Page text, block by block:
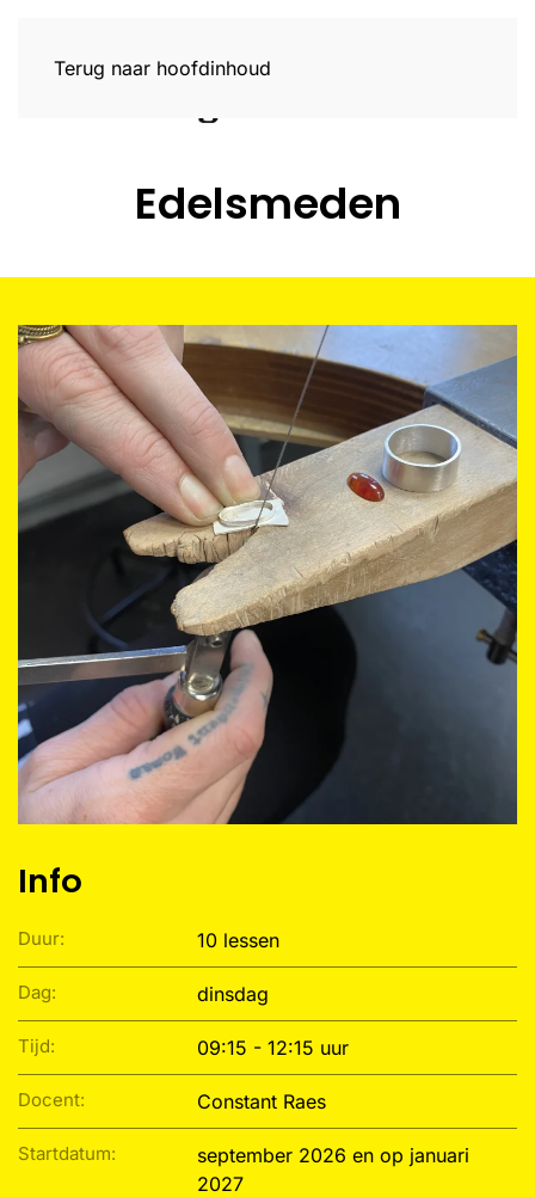
Terug naar hoofdinhoud
Edelsmeden
Info
Duur: 10 lessen
Dag: dinsdag
Tijd: 09:15 - 12:15 uur
Docent: Constant Raes
Startdatum:
september 2026 en op januari
2027